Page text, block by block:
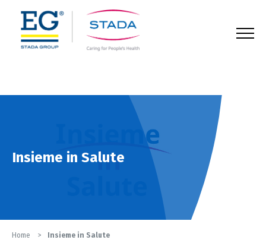
Insieme in Salute
Home Insieme in Salute